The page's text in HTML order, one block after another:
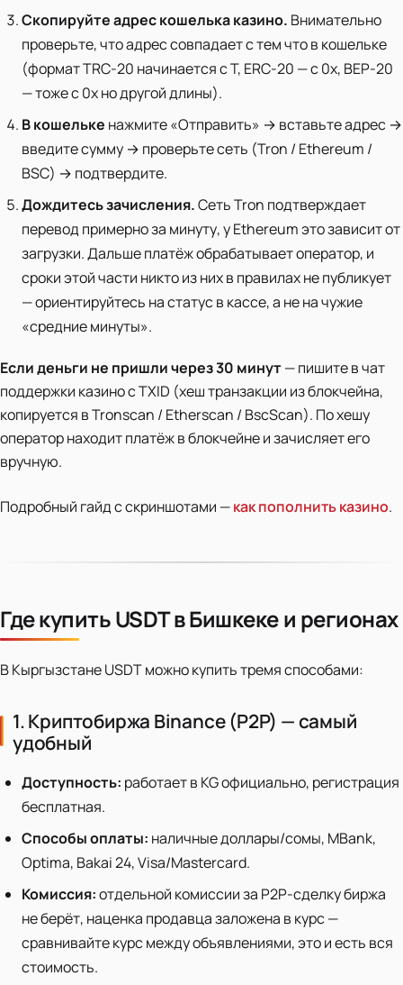
Скопируйте адрес кошелька казино. Внимательно
проверьте, что адрес совпадает с тем что в кошельке
(формат TRC-20 начинается с T, ERC-20 — с 0x, BEP-20
— тоже с 0x но другой длины).
В кошельке нажмите «Отправить» → вставьте адрес →
введите сумму → проверьте сеть (Tron / Ethereum /
BSC) → подтвердите.
Дождитесь зачисления.Сеть Tron подтверждает
перевод примерно за минуту, у Ethereum это зависит от
загрузки. Дальше платёж обрабатывает оператор, и
сроки этой части никто из них в правилах не публикует
— ориентируйтесь на статус в кассе, а не на чужие
«средние минуты».
Если деньги не пришли через 30 минут— пишите в чат
поддержки казино с TXID (хеш транзакции из блокчейна,
копируется в Tronscan / Etherscan / BscScan). По хешу
оператор находит платёж в блокчейне и зачисляет его
вручную.
Подробный гайд с скриншотами —как пополнить казино.
Где купить USDT в Бишкеке и регионах
В Кыргызстане USDT можно купить тремя способами:
1. Криптобиржа Binance (P2P) — самый
удобный
Доступность: работает в KG официально, регистрация
бесплатная.
Способы оплаты: наличные доллары/сомы, MBank,
Optima, Bakai 24, Visa/Mastercard.
Комиссия:отдельной комиссии за P2P-сделку биржа
не берёт, наценка продавца заложена в курс —
сравнивайте курс между объявлениями, это и есть вся
стоимость.